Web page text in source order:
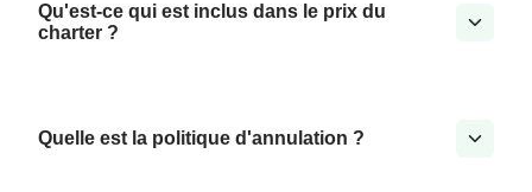
Qu'est-ce qui est inclus dans le prix du
charter ?
Quelle est la politique d'annulation ?